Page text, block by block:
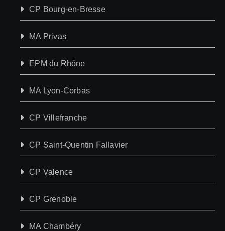
CP Bourg-en-Bresse
MA Privas
EPM du Rhône
MA Lyon-Corbas
CP Villefranche
CP Saint-Quentin Fallavier
CP Valence
CP Grenoble
MA Chambéry